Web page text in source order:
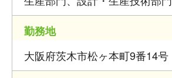
勤務地
大阪府茨木市松ヶ本町9番14号